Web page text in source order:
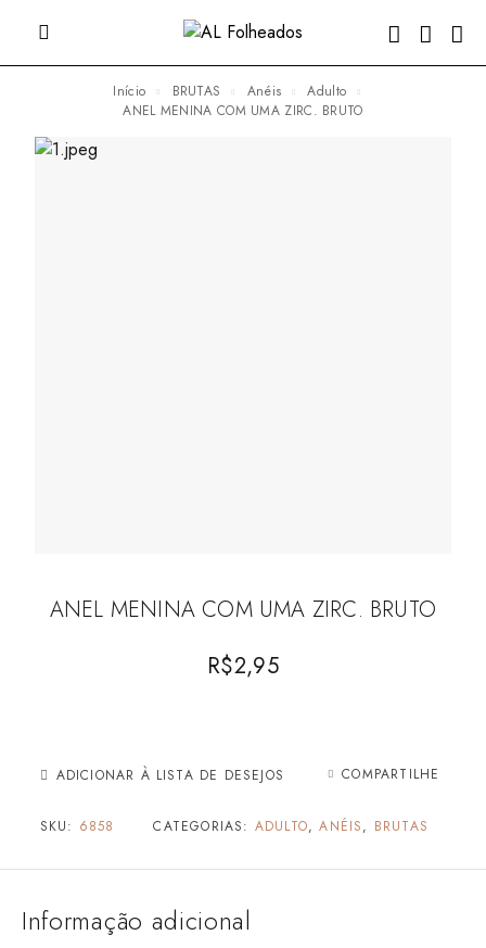
Início BRUTAS Anéis
Adulto
ANEL MENINA COM UMA ZIRC. BRUTO
ANEL MENINA COM UMA ZIRC. BRUTO
R$2,95
ADICIONAR À LISTA DE DESEJOS COMPARTILHE
SKU: 6858 CATEGORIAS: ADULTO,ANÉIS, BRUTAS
Informação adicional